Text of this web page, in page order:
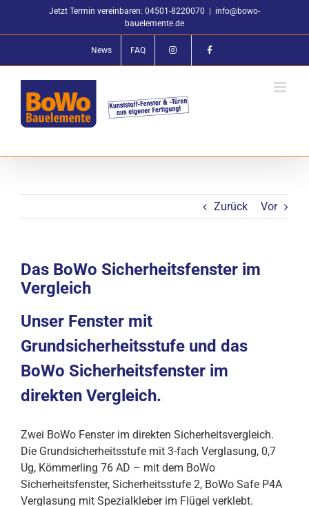
Jetzt Termin vereinbaren: 04501-8220070
info@bowo-
bauelemente.de
News FAQ
Zurück Vor
Das BoWo Sicherheitsfenster im
Vergleich
Unser Fenster mit
Grundsicherheitsstufe und das
BoWo Sicherheitsfenster im
direkten Vergleich.
Zwei BoWo Fenster im direkten Sicherheitsvergleich.
Die Grundsicherheitsstufe mit 3-fach Verglasung, 0,7
Ug, Kömmerling 76 AD – mit dem BoWo
Sicherheitsfenster, Sicherheitsstufe 2, BoWo Safe P4A
Verglasung mit Spezialkleber im Flügel verklebt.